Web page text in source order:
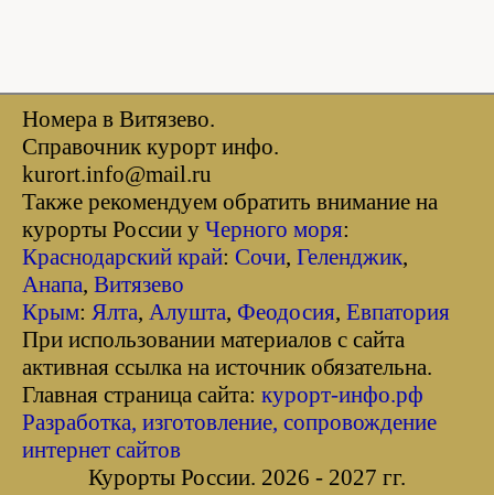
Номера в Витязево.
Справочник курорт инфо.
kurort.info@mail.ru
Также рекомендуем обратить внимание на
курорты России у Черного моря:
Краснодарский край: Сочи, Геленджик,
Анапа, Витязево
Крым: Ялта, Алушта, Феодосия, Евпатория
При использовании материалов с сайта
активная ссылка на источник обязательна.
Главная страница сайта: курорт-инфо.рф
Разработка, изготовление, сопровождение
интернет сайтов
Курорты России. 2026 - 2027 гг.